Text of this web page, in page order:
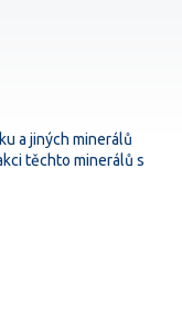
a jiných minerálů
těchto minerálů s